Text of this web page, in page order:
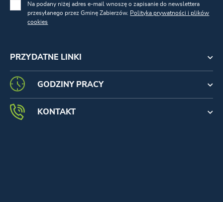
PRZYDATNE LINKI
Na podany niżej adres e-mail wnoszę o zapisanie do newslettera
przesyłanego przez Gminę Zabierzów. Polityka prywatności i plików
cookies
GODZINY PRACY
KONTAKT